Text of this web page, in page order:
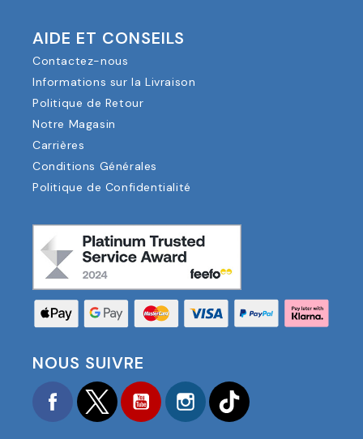
AIDE ET CONSEILS
Contactez-nous
Informations sur la Livraison
Politique de Retour
Notre Magasin
Carrières
Conditions Générales
Politique de Confidentialité
NOUS SUIVRE
FacebookTwitter YouTubeInstagram